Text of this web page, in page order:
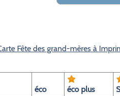
Fête des grand-mères à
éco éco plus